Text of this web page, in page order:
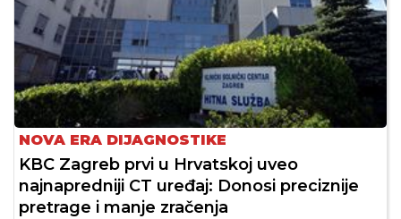
NOVA ERA DIJAGNOSTIKE
KBC Zagreb prvi u Hrvatskoj uveo
najnapredniji CT uređaj: Donosi preciznije
pretrage i manje zračenja